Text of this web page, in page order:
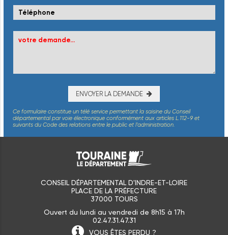
ENVOYER LA DEMANDE
Ce formulaire constitue un télé service permettant la saisine du Conseil
départemental par voie électronique conformément aux articles L.112-9 et
suivants du Code des relations entre le public et l’administration.
CONSEIL DÉPARTEMENTAL D'INDRE-ET-LOIRE
PLACE DE LA PRÉFECTURE
37000 TOURS
Ouvert du lundi au vendredi de 8h15 à 17h
02.47.31.47.31
VOUS ÊTES PERDU ?